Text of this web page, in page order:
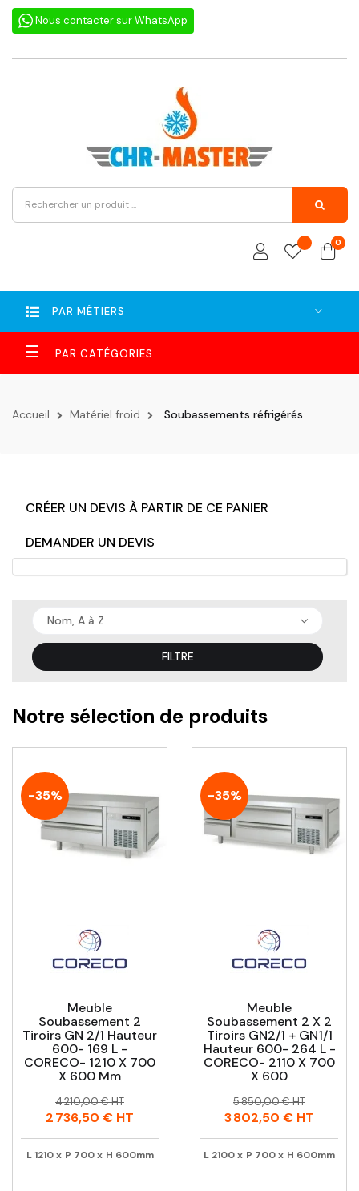
Nous contacter sur WhatsApp
0
PAR MÉTIERS
Basculer
la
navigation
☰
Accueil Matériel froid Soubassements réfrigérés
CRÉER UN DEVIS À PARTIR DE CE PANIER
DEMANDER UN DEVIS
Nom, A à Z
FILTRE
Notre sélection de produits
-35%
Meuble
Soubassement 2
Tiroirs GN 2/1 Hauteur
600- 169 L -
CORECO- 1210 X 700
X 600 Mm
Prix
Prix
habituel
4 210,00 € HT
2 736,50 € HT
L 1210 x P 700 x H 600mm
-35%
Meuble
Soubassement 2 X 2
Tiroirs GN2/1 + GN1/1
Hauteur 600- 264 L -
CORECO- 2110 X 700
X 600
Prix
Prix
habituel
5 850,00 € HT
3 802,50 € HT
L 2100x P 700x H 600mm